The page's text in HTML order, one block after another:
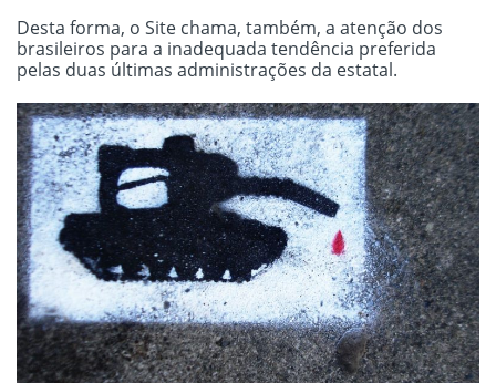
Desta forma, o Site chama, também, a atenção dos
brasileiros para a inadequada tendência preferida
pelas duas últimas administrações da estatal.